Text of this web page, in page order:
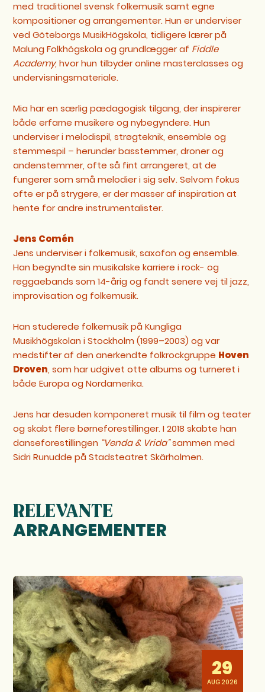
med traditionel svensk folkemusik samt egne
kompositioner og arrangementer. Hun er underviser
ved Göteborgs MusikHögskola, tidligere lærer på
Malung Folkhögskola og grundlægger af Fiddle
Academy, hvor hun tilbyder online masterclasses og
undervisningsmateriale.
Mia har en særlig pædagogisk tilgang, der inspirerer
både erfarne musikere og nybegyndere. Hun
underviser i melodispil, strøgteknik, ensemble og
stemmespil – herunder basstemmer, droner og
andenstemmer, ofte så fint arrangeret, at de
fungerer som små melodier i sig selv. Selvom fokus
ofte er på strygere, er der masser af inspiration at
hente for andre instrumentalister.
Jens Comén
Jens underviser i folkemusik, saxofon og ensemble.
Han begyndte sin musikalske karriere i rock- og
reggaebands som 14-årig og fandt senere vej til jazz,
improvisation og folkemusik.
Han studerede folkemusik på Kungliga
Musikhögskolan i Stockholm (1999–2003) og var
medstifter af den anerkendte folkrockgruppe Hoven
Droven, som har udgivet otte albums og turneret i
både Europa og Nordamerika.
Jens har desuden komponeret musik til film og teater
og skabt flere børneforestillinger. I 2018 skabte han
danseforestillingen “Venda & Vrida”sammen med
Sidri Runudde på Stadsteatret Skärholmen.
RELEVANTE
ARRANGEMENTER
29
AUG 2026